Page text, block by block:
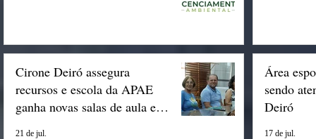
Cirone Deiró assegura
recursos e escola da APAE
ganha novas salas de aula em
21 de jul.
Área
sendo
Deiró
17 de jul.